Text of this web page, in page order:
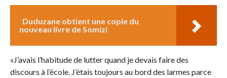
Duduzane obtient une copie du
nouveau livre de Somizi
«J’avais l’habitude de lutter quand je devais faire des
discours à l’école. J’étais toujours au bord des larmes parce